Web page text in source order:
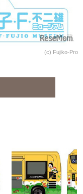
(c) Fujiko-Pro